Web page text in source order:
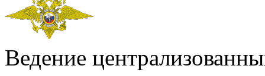
Ведение